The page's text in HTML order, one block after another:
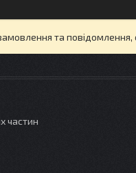
та повідомлення,
частин